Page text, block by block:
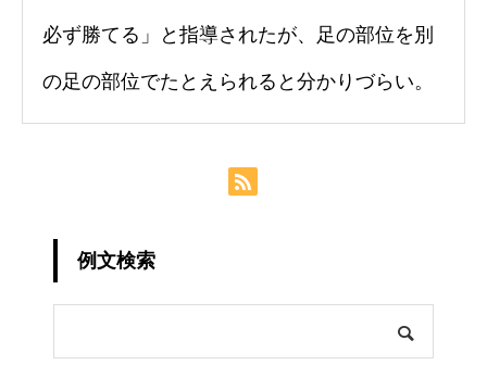
必ず勝てる」と指導されたが、足の部位を別
の足の部位でたとえられると分かりづらい。
例文検索